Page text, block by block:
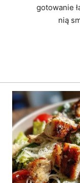
gotowanie
nią